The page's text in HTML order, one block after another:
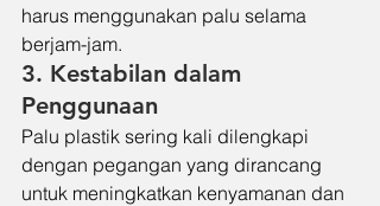
harus menggunakan palu selama
berjam-jam.
3. Kestabilan dalam
Penggunaan
Palu plastik sering kali dilengkapi
dengan pegangan yang dirancang
untuk meningkatkan kenyamanan dan